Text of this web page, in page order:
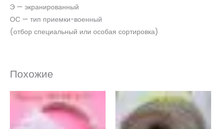
Э — экранированный
ОС — тип приемки-военный
(отбор специальный или особая сортировка)
Похожие